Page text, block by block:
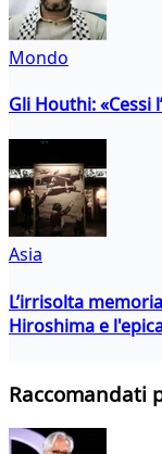
Mondo
Gli Houthi: «Cessi
Asia
L’irrisolta
Hiroshima e
Raccomandati